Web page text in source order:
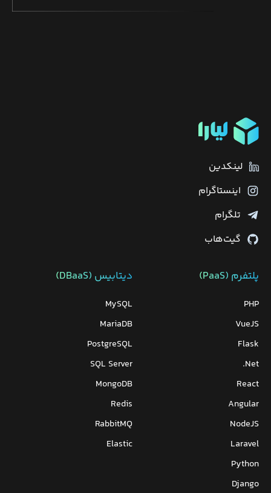
لینکدین
اینستاگرام
تلگرام
گیت‌هاب
پلتفرم (PaaS)
PHP
VueJS
Flask
Net.
React
Angular
NodeJS
Laravel
Python
Django
دیتابیس‌ (DBaaS)
MySQL
MariaDB
PostgreSQL
SQL Server
MongoDB
Redis
RabbitMQ
Elastic